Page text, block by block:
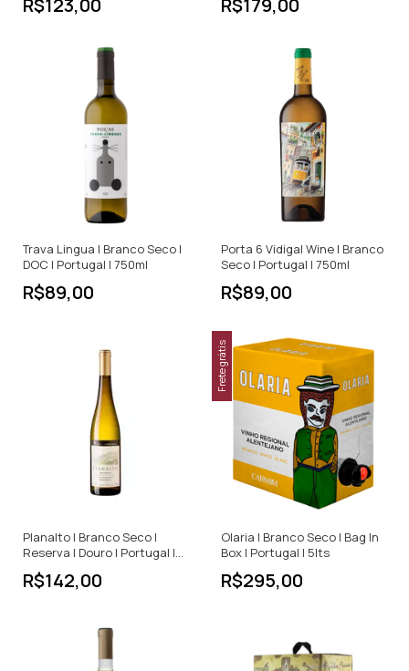
Trava Lingua | Branco Seco |
DOC | Portugal | 750ml
R$89,00
Porta 6 Vidigal Wine | Branco
Seco | Portugal | 750ml
R$89,00
Planalto | Branco Seco |
Reserva | Douro | Portugal |
R$142,00
Frete grátis
Olaria | Branco Seco | Bag In
Box | Portugal | 5lts
R$295,00